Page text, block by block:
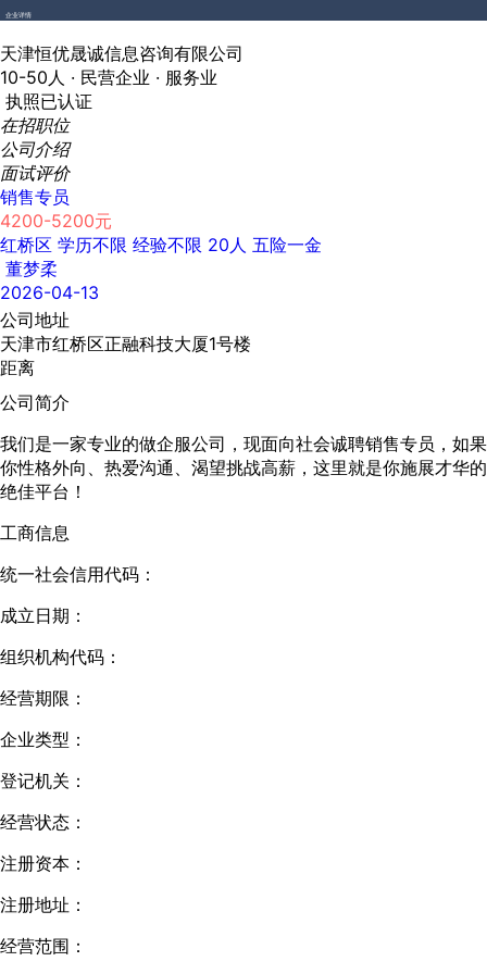
企业详情
天津恒优晟诚信息咨询有限公司
10-50人 · 民营企业 · 服务业
执照已认证
在招职位
公司介绍
面试评价
销售专员
4200-5200元
红桥区 学历不限 经验不限 20人 五险一金
董梦柔
2026-04-13
公司地址
天津市红桥区正融科技大厦1号楼
距离
公司简介
我们是一家专业的做企服公司，现面向社会诚聘销售专员，如果
你性格外向、热爱沟通、渴望挑战高薪，这里就是你施展才华的
绝佳平台！
工商信息
统一社会信用代码：
成立日期：
组织机构代码：
经营期限：
企业类型：
登记机关：
经营状态：
注册资本：
注册地址：
经营范围：